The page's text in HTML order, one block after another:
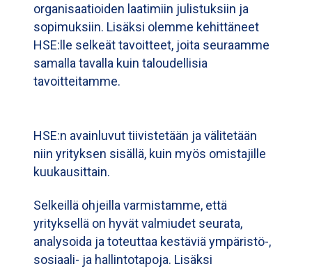
organisaatioiden laatimiin julistuksiin ja
sopimuksiin. Lisäksi olemme kehittäneet
HSE:lle selkeät tavoitteet, joita seuraamme
samalla tavalla kuin taloudellisia
tavoitteitamme.
HSE:n avainluvut tiivistetään ja välitetään
niin yrityksen sisällä, kuin myös omistajille
kuukausittain.
Selkeillä ohjeilla varmistamme, että
yrityksellä on hyvät valmiudet seurata,
analysoida ja toteuttaa kestäviä ympäristö-,
sosiaali- ja hallintotapoja. Lisäksi